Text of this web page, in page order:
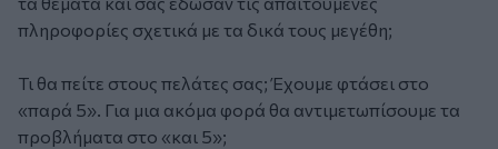
πληροφορίες σχετικά με τα δικά τους μεγέθη;
Τι θα πείτε στους πελάτες σας; Έχουμε φτάσει στο
«παρά 5». Για μια ακόμα φορά θα αντιμετωπίσουμε τα
προβλήματα στο «και 5»;